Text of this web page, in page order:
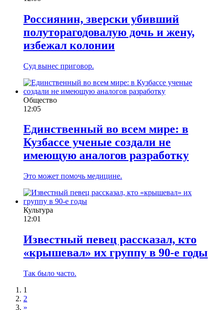
Россиянин, зверски убивший
полуторагодовалую дочь и жену,
избежал колонии
Суд вынес приговор.
Общество
12:05
Единственный во всем мире: в
Кузбассе ученые создали не
имеющую аналогов разработку
Это может помочь медицине.
Культура
12:01
Известный певец рассказал, кто
«крышевал» их группу в 90‑е годы
Так было часто.
1
2
»